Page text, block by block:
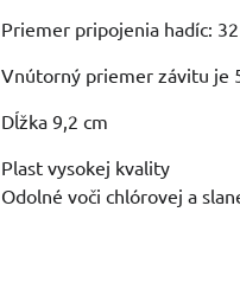
Priemer pripojenia hadíc:
Vnútorný priemer závitu je
Dĺžka 9,2 cm
Plast vysokej kvality
Odolné voči chlórovej a